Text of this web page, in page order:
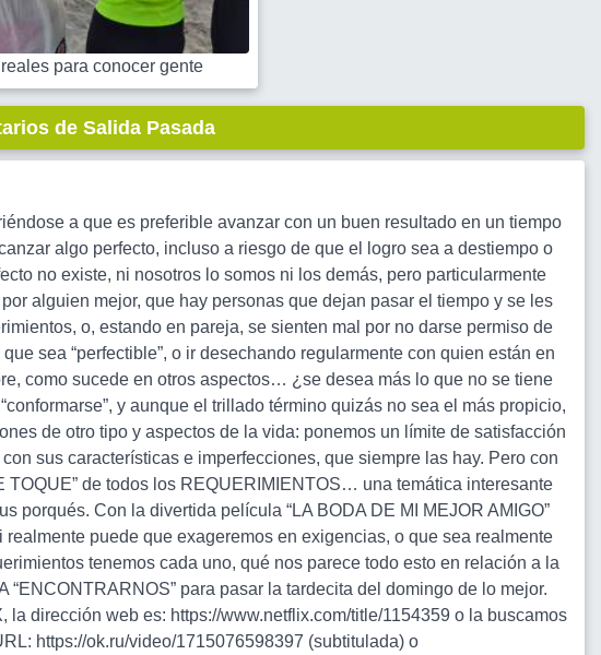
para conocer gente
de Salida Pasada
a que es preferible avanzar con un buen resultado en un tiempo
algo perfecto, incluso a riesgo de que el logro sea a destiempo o
no existe, ni nosotros lo somos ni los demás, pero particularmente
alguien mejor, que hay personas que dejan pasar el tiempo y se les
o, estando en pareja, se sienten mal por no darse permiso de
sea “perfectible”, o ir desechando regularmente con quien están en
como sucede en otros aspectos… ¿se desea más lo que no se tiene
y aunque el trillado término quizás no sea el más propicio,
de otro tipo y aspectos de la vida: ponemos un límite de satisfacción
sus características e imperfecciones, que siempre las hay. Pero con
TOQUE” de todos los REQUERIMIENTOS… una temática interesante
porqués. Con la divertida película “LA BODA DE MI MEJOR AMIGO”
puede que exageremos en exigencias, o que sea realmente
tenemos cada uno, qué nos parece todo esto en relación a la
para pasar la tardecita del domingo de lo mejor.
la dirección web es: https://www.netflix.com/title/1154359 o la buscamos
https://ok.ru/video/1715076598397 (subtitulada) o